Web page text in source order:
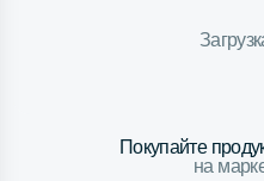
Покупайте
на